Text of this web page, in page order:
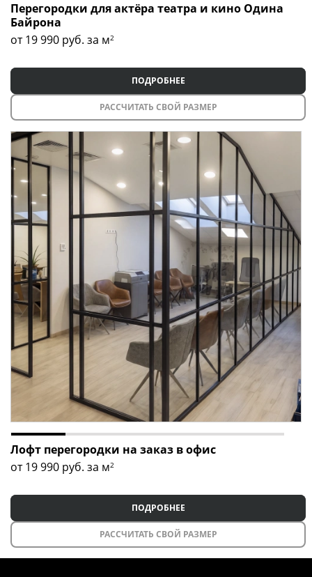
Перегородки для актёра театра и кино Одина
Байрона
от 19 990 руб. за м2
ПОДРОБНЕЕ
РАССЧИТАТЬ СВОЙ РАЗМЕР
Лофт перегородки на заказ в офис
от 19 990 руб. за м2
ПОДРОБНЕЕ
РАССЧИТАТЬ СВОЙ РАЗМЕР